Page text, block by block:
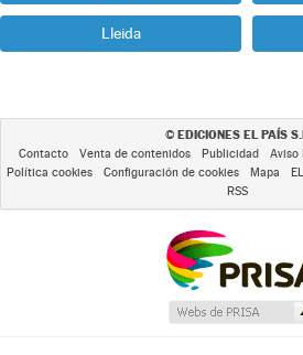
Lleida
© EDICIONES EL PAÍS
Contacto Venta de contenidos Publicidad Aviso
Política cookies
Configuración de cookies Mapa
RSS